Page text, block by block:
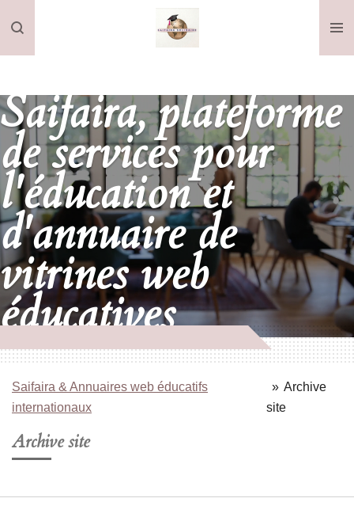
au
contenu
Saifaira, plateforme
de services pour
l'éducation et
d'annuaire de
vitrines web
éducatives
Saifaira & Annuaires web éducatifs
internationaux
» Archive
site
Archive site